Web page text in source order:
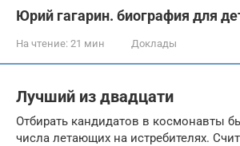
Юрий гагарин. биография для
На чтение: 21 мин Доклады
Лучший из двадцати
Отбирать кандидатов в космонавты
числа летающих на истребителях.